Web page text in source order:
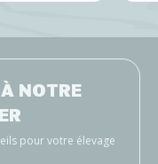
NOTRE
pour votre élevage